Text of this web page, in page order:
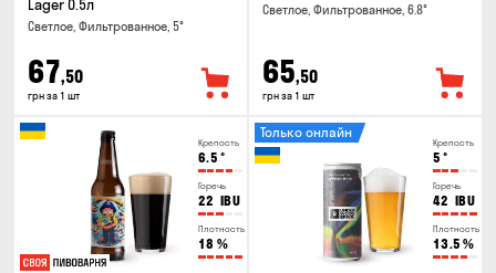
Lager 0.5л
Светлое, Фильтрованное, 5°
67,50
грн за 1 шт
Светлое, Фильтрованное, 6.8°
65,50
грн за 1 шт
Крепость
6.5 °
Горечь
22 IBU
Плотность
18 %
Крепость
5 °
Горечь
42 IBU
Плотность
13.5 %
Только онлайн